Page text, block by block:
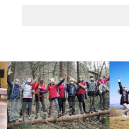
Poprzedni Element
Następny Element
❚❚